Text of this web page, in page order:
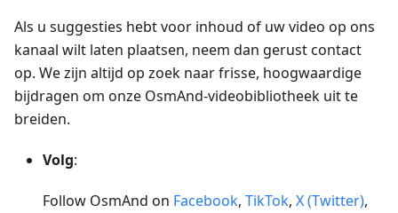
Als u suggesties hebt voor inhoud of uw video op ons
kanaal wilt laten plaatsen, neem dan gerust contact
op. We zijn altijd op zoek naar frisse, hoogwaardige
bijdragen om onze OsmAnd-videobibliotheek uit te
breiden.
Volg:
Follow OsmAnd on Facebook, TikTok, X (Twitter),